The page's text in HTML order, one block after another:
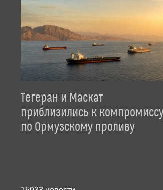
Тегеран и Маскат
приблизились к
по Ормузскому проливу